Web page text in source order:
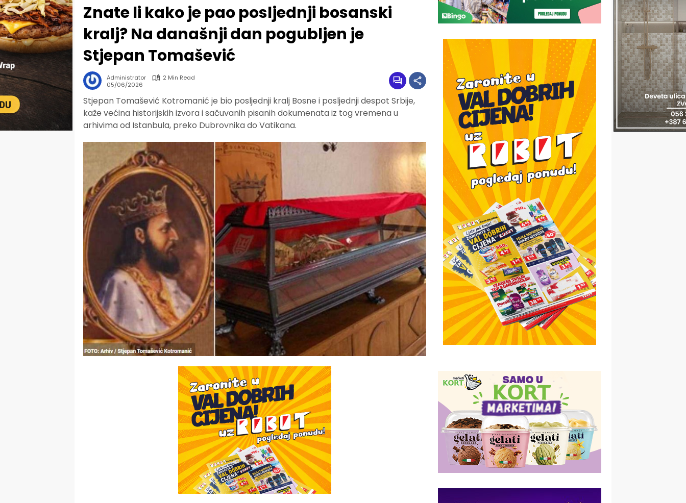
Znate li kako je pao posljednji bosanski
kralj? Na današnji dan pogubljen je
Stjepan Tomašević
Administrator
2 Min Read
05/06/2026
Stjepan Tomašević Kotromanić je bio posljednji kralj Bosne i posljednji despot Srbije,
kaže većina historijskih izvora i sačuvanih pisanih dokumenata iz tog vremena u
arhivima od Istanbula, preko Dubrovnika do Vatikana.